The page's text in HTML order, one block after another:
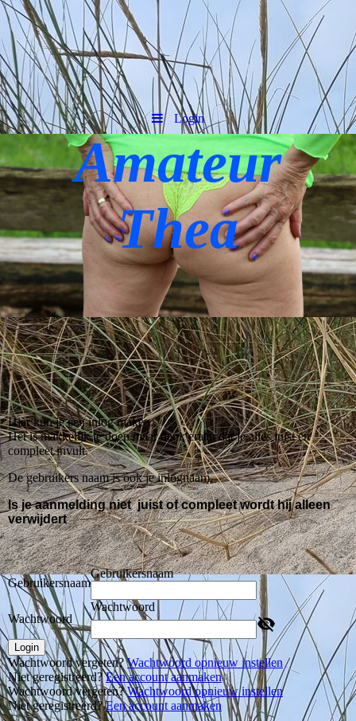
Login
Amateur
Thea
Hier kun je een inlog maken.
Het is makkelijk te doen maar denk eraan dat je alles juist en
compleet invult.
De gebruikers naam is ook je inlognaam.
Is je aanmelding niet juist of compleet wordt hij alleen
verwijdert
Gebruikersnaam
Gebruikersnaam
Wachtwoord
Wachtwoord
Login
Wachtwoord vergeten?Wachtwoord opnieuw instellen
Niet geregistreerd?Een account aanmaken
Wachtwoord vergeten?Wachtwoord opnieuw instellen
Niet geregistreerd?Een account aanmaken